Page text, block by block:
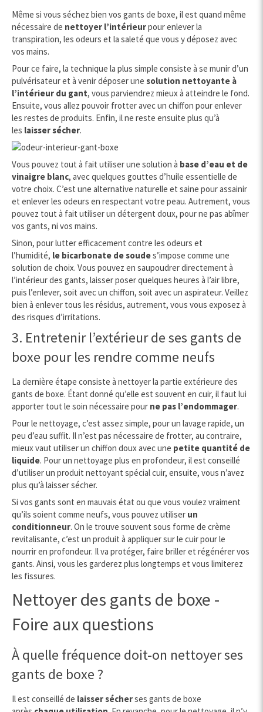
Même si vous séchez bien vos gants de boxe, il est quand même
nécessaire de nettoyer l’intérieurpour enlever la
transpiration, les odeurs et la saleté que vous y déposez avec
vos mains.
Pour ce faire, la technique la plus simple consiste à se munir d’un
pulvérisateur et à venir déposer une solution nettoyante à
l’intérieur du gant, vous parviendrez mieux à atteindre le fond.
Ensuite, vous allez pouvoir frotter avec un chiffon pour enlever
les restes de produits. Enfin, il ne reste ensuite plus qu’à
les laisser sécher.
Vous pouvez tout à fait utiliser une solution à base d’eau et de
vinaigre blanc, avec quelques gouttes d’huile essentielle de
votre choix. C’est une alternative naturelle et saine pour assainir
et enlever les odeurs en respectant votre peau. Autrement, vous
pouvez tout à fait utiliser un détergent doux, pour ne pas abîmer
vos gants, ni vos mains.
Sinon, pour lutter efficacement contre les odeurs et
l’humidité, le bicarbonate de soudes’impose comme une
solution de choix. Vous pouvez en saupoudrer directement à
l’intérieur des gants, laisser poser quelques heures à l’air libre,
puis l’enlever, soit avec un chiffon, soit avec un aspirateur. Veillez
bien à enlever tous les résidus, autrement, vous vous exposez à
des risques d’irritations.
3. Entretenir l’extérieur de ses gants de
boxe pour les rendre comme neufs
La dernière étape consiste à nettoyer la partie extérieure des
gants de boxe. Étant donné qu’elle est souvent en cuir, il faut lui
apporter tout le soin nécessaire pour ne pas l’endommager.
Pour le nettoyage, c’est assez simple, pour un lavage rapide, un
peu d’eau suffit. Il n’est pas nécessaire de frotter, au contraire,
mieux vaut utiliser un chiffon doux avec une petite quantité de
liquide. Pour un nettoyage plus en profondeur, il est conseillé
d’utiliser un produit nettoyant spécial cuir, ensuite, vous n’avez
plus qu’à laisser sécher.
Si vos gants sont en mauvais état ou que vous voulez vraiment
qu’ils soient comme neufs, vous pouvez utiliser un
conditionneur. On le trouve souvent sous forme de crème
revitalisante, c’est un produit à appliquer sur le cuir pour le
nourrir en profondeur. Il va protéger, faire briller et régénérer vos
gants. Ainsi, vous les garderez plus longtemps et vous limiterez
les fissures.
Nettoyer des gants de boxe -
Foire aux questions
À quelle fréquence doit-on nettoyer ses
gants de boxe ?
Il est conseillé de laisser sécherses gants de boxe